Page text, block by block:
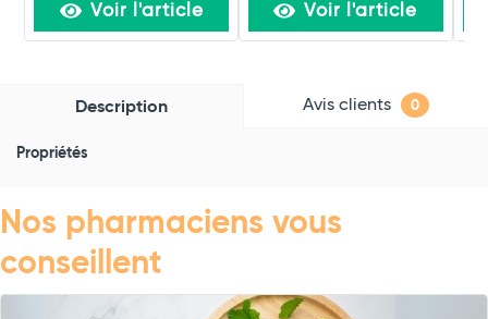
Voir l'article Voir l'article
Description Avis clients 0
Propriétés
Nos pharmaciens vous
conseillent